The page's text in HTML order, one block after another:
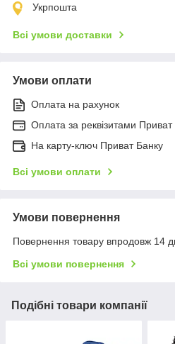
Укрпошта
Всі умови доставки
Умови оплати
Оплата на рахунок
Оплата за реквізитами Приват
На карту-ключ Приват Банку
Всі умови оплати
Умови повернення
Повернення товару впродовж 14
Всі умови повернення
Подібні товари компанії